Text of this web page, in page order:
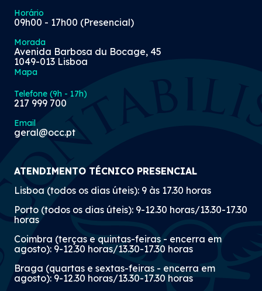
Horário
09h00 - 17h00 (Presencial)
Morada
Avenida Barbosa du Bocage, 45
1049-013 Lisboa
Mapa
Telefone (9h - 17h)
217 999 700
Email
geral@occ.pt
ATENDIMENTO TÉCNICO PRESENCIAL
Lisboa (todos os dias úteis): 9 às 17.30 horas
Porto (todos os dias úteis): 9-12.30 horas/13.30-17.30
horas
Coimbra (terças e quintas-feiras - encerra em
agosto): 9-12.30 horas/13.30-17.30 horas
Braga (quartas e sextas-feiras - encerra em
agosto): 9-12.30 horas/13.30-17.30 horas